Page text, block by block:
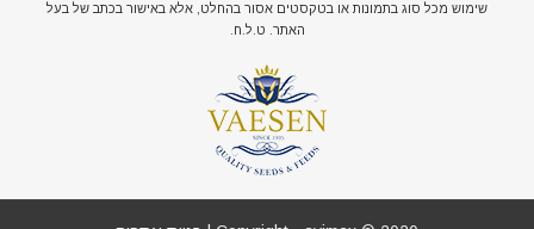
שימוש מכל סוג בתמונות או בטקסטים אסור בהחלט, אלא באישור בכתב של בעל
האתר. ט.ל.ח.